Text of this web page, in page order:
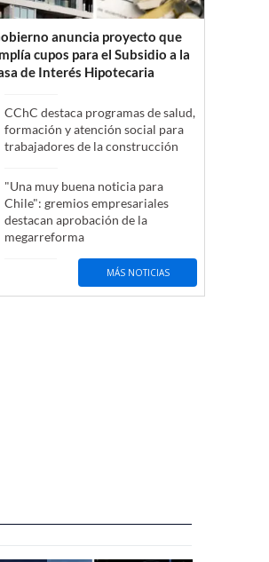
anuncia proyecto que
cupos para el Subsidio a la
de Interés Hipotecaria
CChC destaca programas de salud,
formación y atención social para
trabajadores de la construcción
"Una muy buena noticia para
Chile": gremios empresariales
destacan aprobación de la
megarreforma
MÁS NOTICIAS